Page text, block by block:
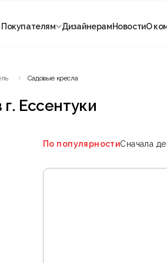
Покупателям ДизайнерамНовостиО
Садовые кресла
Ессентуки
По популярностиСначала